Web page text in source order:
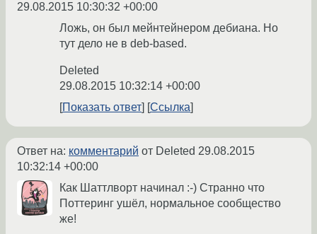
29.08.2015 10:30:32 +00:00
Ложь, он был мейнтейнером дебиана. Но
тут дело не в deb-based.
Deleted
29.08.2015 10:32:14 +00:00
Показать ответ
Ссылка
Ответ на: комментарий от Deleted 29.08.2015
10:32:14 +00:00
Как Шаттлворт начинал :-) Странно что
Поттеринг ушёл, нормальное сообщество
же!